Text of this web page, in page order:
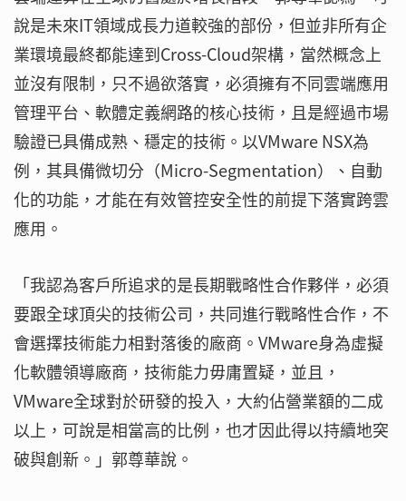
說是未來IT領域成長力道較強的部份，但並非所有企
業環境最終都能達到Cross-Cloud架構，當然概念上
並沒有限制，只不過欲落實，必須擁有不同雲端應用
管理平台、軟體定義網路的核心技術，且是經過市場
驗證已具備成熟、穩定的技術。以VMware NSX為
例，其具備微切分（Micro-Segmentation）、自動
化的功能，才能在有效管控安全性的前提下落實跨雲
應用。
「我認為客戶所追求的是長期戰略性合作夥伴，必須
要跟全球頂尖的技術公司，共同進行戰略性合作，不
會選擇技術能力相對落後的廠商。VMware身為虛擬
化軟體領導廠商，技術能力毋庸置疑，並且，
VMware全球對於研發的投入，大約佔營業額的二成
以上，可說是相當高的比例，也才因此得以持續地突
破與創新。」郭尊華說。